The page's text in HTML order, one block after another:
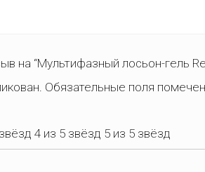
на “Мультифазный лосьон-гель
Обязательные поля
4 из 5 звёзд 5 из 5 звёзд